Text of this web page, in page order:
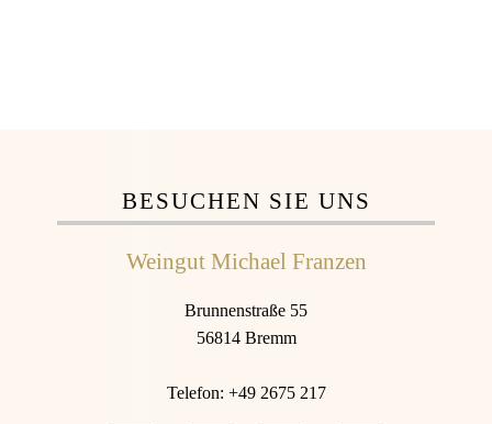
BESUCHEN SIE UNS
Weingut Michael Franzen
Brunnenstraße 55
56814 Bremm
Telefon: +49 2675 217